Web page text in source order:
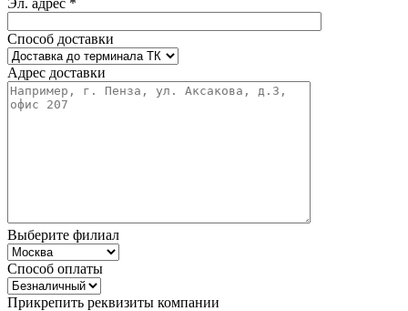
Способ доставки
Адрес доставки
Выберите филиал
Способ оплаты
Прикрепить реквизиты компании